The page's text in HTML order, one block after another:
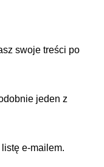
swoje treści po
jeden z
e-mailem.